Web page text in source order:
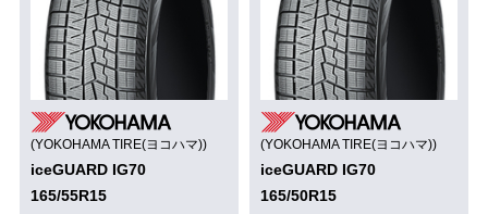
(YOKOHAMA TIRE(ヨコハマ))
iceGUARD IG70
165/55R15
(YOKOHAMA TIRE(ヨコハマ))
iceGUARD IG70
165/50R15